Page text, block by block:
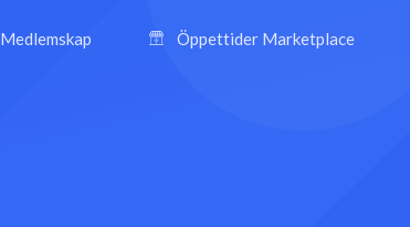
Medlemskap Öppettider Marketplace